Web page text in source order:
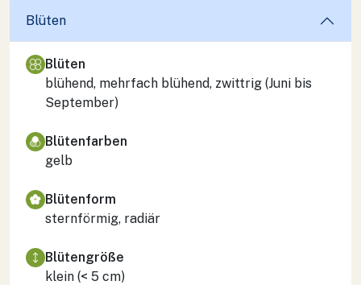
Blüten
Blüten
blühend, mehrfach blühend, zwittrig (Juni bis
September)
Blütenfarben
gelb
Blütenform
sternförmig, radiär
Blütengröße
klein (< 5 cm)